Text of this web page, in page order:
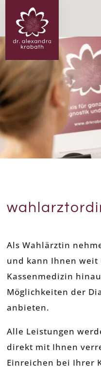
Als Wahlärztin
und kann Ihnen weit
Kassenmedizin
Möglichkeiten der
anbieten.
Alle Leistungen
direkt mit Ihnen
Einreichen bei Ihrer